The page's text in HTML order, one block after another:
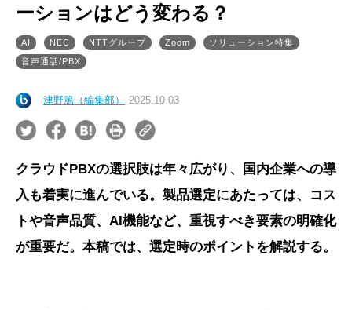
ーションはどう変わる？
AI NEC NTTグループ Zoom
ソリューション特集
音声通話/PBX
津野篤（編集部） 2025.10.03
クラウドPBXの選択肢は年々広がり、国内企業への導
入も着実に進んでいる。製品選定にあたっては、コス
トや音声品質、AI機能など、重視すべき要素の明確化
が重要だ。本稿では、選定時のポイントを解説する。